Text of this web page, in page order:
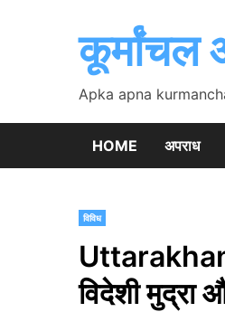
कूर्मांचल
Apka apna
HOME अपराध
विविध
विदेशी मुद्रा